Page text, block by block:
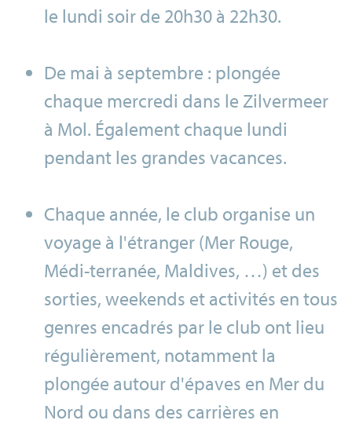
le lundi soir de 20h30 à 22h30.
De mai à septembre : plongée
chaque mercredi dans le Zilvermeer
à Mol. Également chaque lundi
pendant les grandes vacances.
Chaque année, le club organise un
voyage à l'étranger (Mer Rouge,
Médi-terranée, Maldives, …) et des
sorties, weekends et activités en tous
genres encadrés par le club ont lieu
régulièrement, notamment la
plongée autour d'épaves en Mer du
Nord ou dans des carrières en